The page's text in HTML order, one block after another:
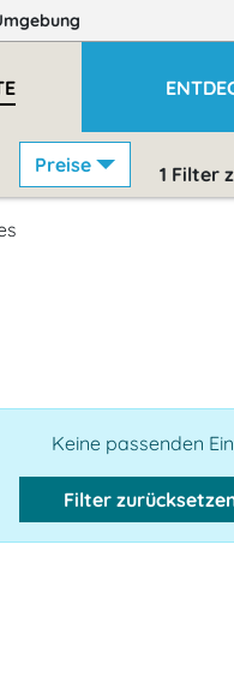
Preise 1 Filter
Keine passenden
Filter